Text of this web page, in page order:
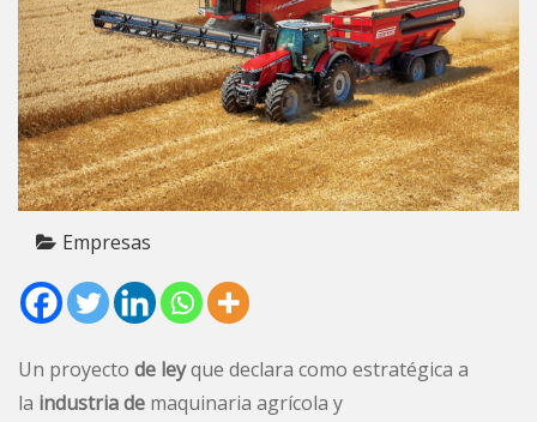
Empresas
Un proyecto de leyque declara como estratégica a
la industria de maquinaria agrícola y